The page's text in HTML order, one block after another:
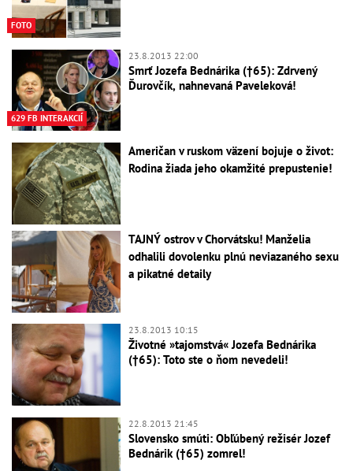
FOTO
629 FB INTERAKCIÍ
23.8.2013 22:00
Smrť Jozefa Bednárika (†65): Zdrvený
Ďurovčík, nahnevaná Paveleková!
Američan v ruskom väzení bojuje o život:
Rodina žiada jeho okamžité prepustenie!
TAJNÝ ostrov v Chorvátsku! Manželia
odhalili dovolenku plnú neviazaného sexu
a pikatné detaily
23.8.2013 10:15
Životné »tajomstvá« Jozefa Bednárika
(†65): Toto ste o ňom nevedeli!
22.8.2013 21:45
Slovensko smúti: Obľúbený režisér Jozef
Bednárik (†65) zomrel!